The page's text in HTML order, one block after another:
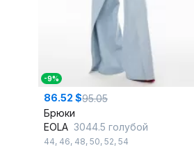
-9%
86.52 $95.05
Брюки
EOLA 3044.5 голубой
44, 46, 48, 50, 52, 54